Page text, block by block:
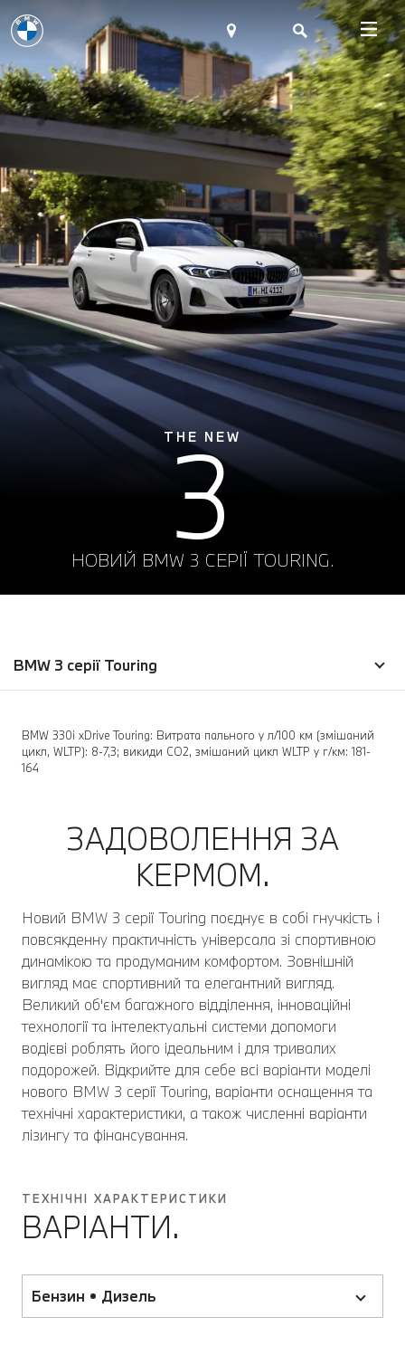
THE NEW
3
НОВИЙ BMW 3 СЕРІЇ TOURING.
BMW 3 серії Touring
BMW 330i xDrive Touring: Витрата пального у л/100 км (змішаний
цикл, WLTP): 8-7,3; викиди CO2, змішаний цикл WLTP у г/км: 181-
164
ЗАДОВОЛЕННЯ ЗА
КЕРМОМ.
Новий BMW 3 серії Touring поєднує в собі гнучкість і
повсякденну практичність універсала зі спортивною
динамікою та продуманим комфортом. Зовнішній
вигляд має спортивний та елегантний вигляд.
Великий об'єм багажного відділення, інноваційні
технології та інтелектуальні системи допомоги
водієві роблять його ідеальним і для тривалих
подорожей. Відкрийте для себе всі варіанти моделі
нового BMW 3 серії Touring, варіанти оснащення та
технічні характеристики, а також численні варіанти
лізингу та фінансування.
ТЕХНІЧНІ ХАРАКТЕРИСТИКИ
ВАРІАНТИ.
Бензин • Дизель